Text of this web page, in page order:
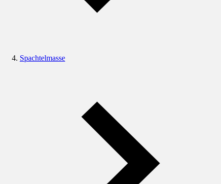
Spachtelmasse